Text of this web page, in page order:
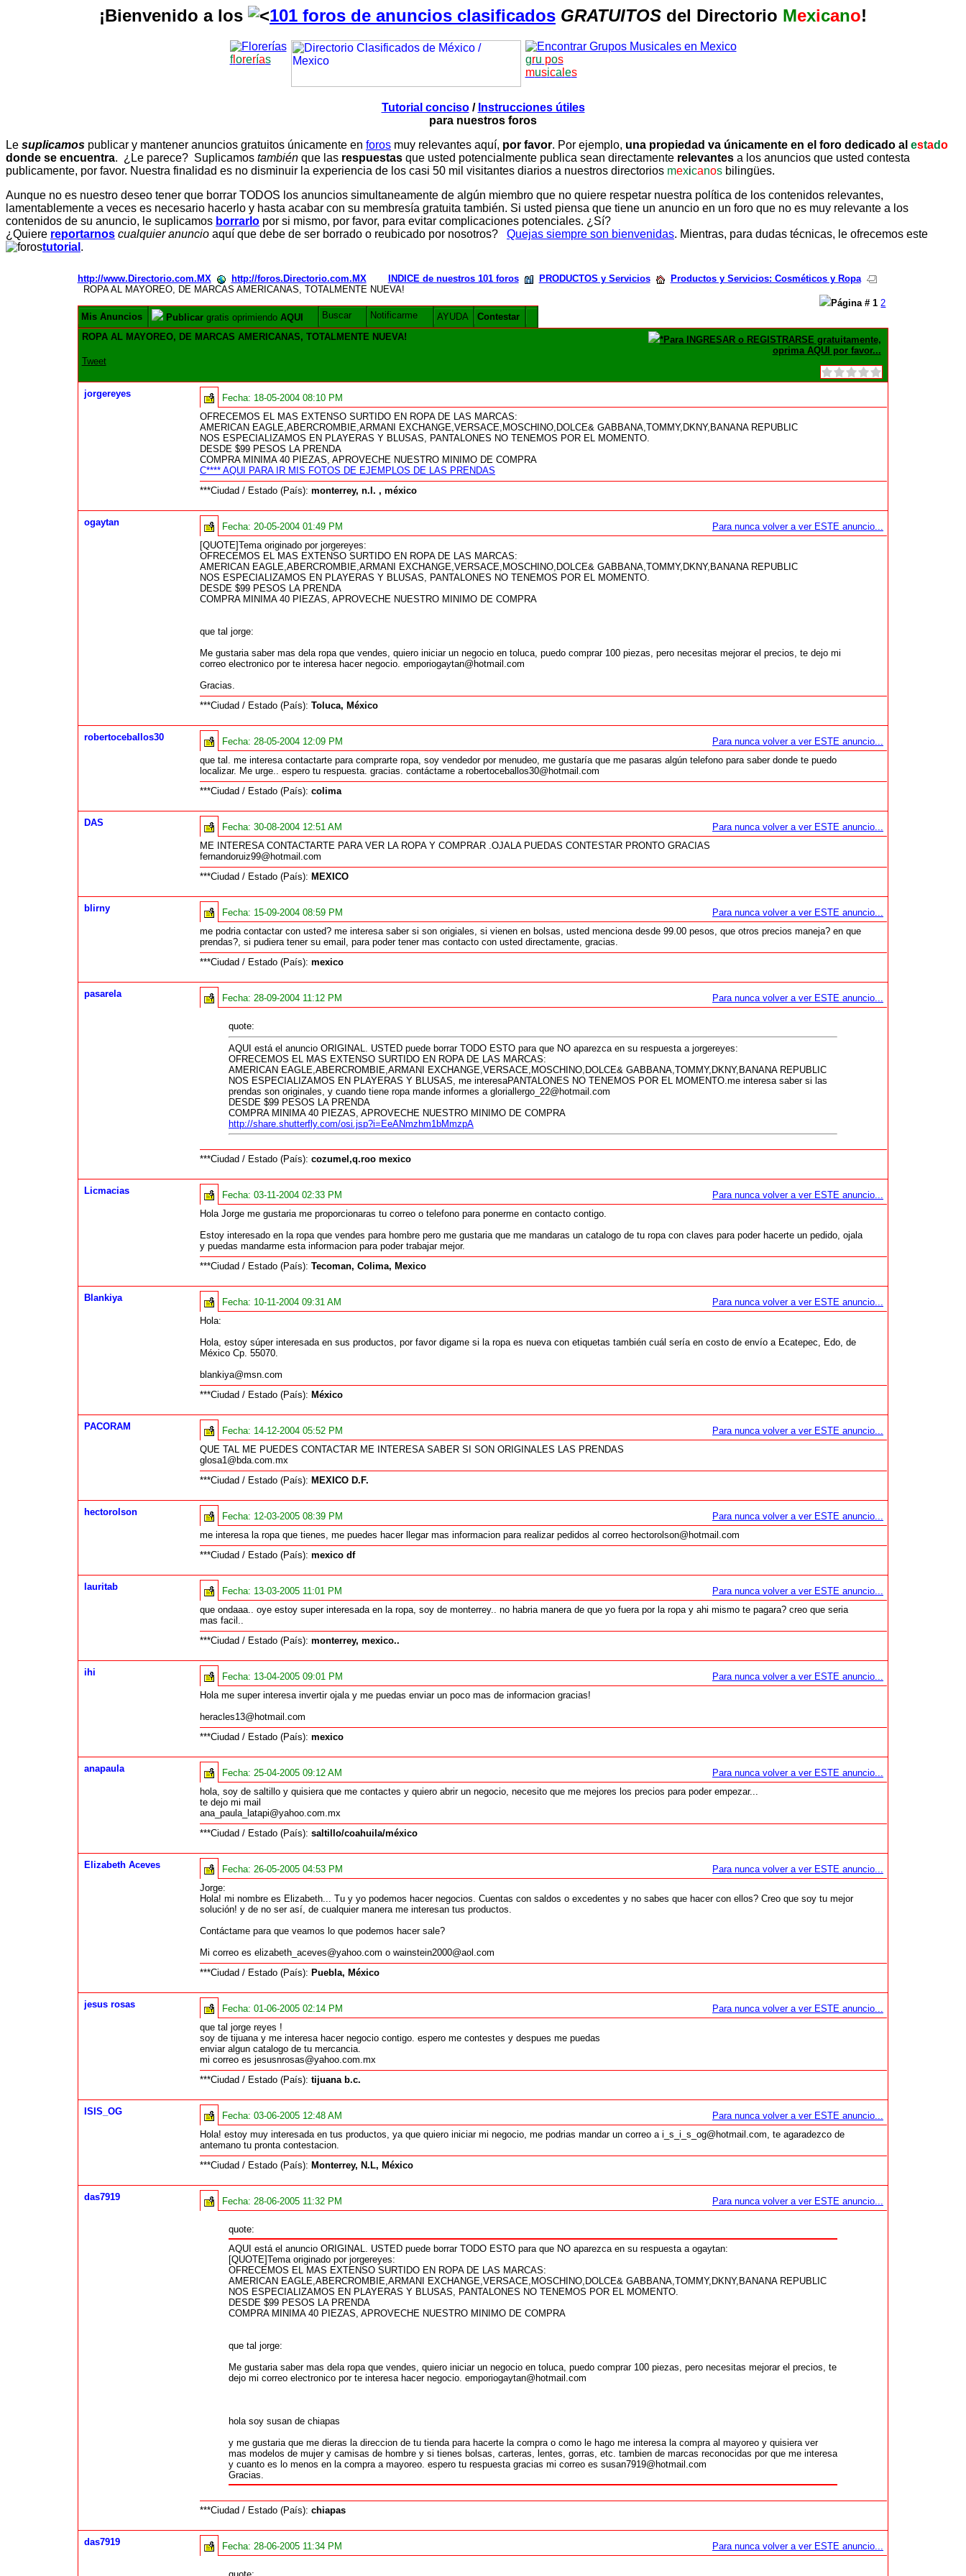
¡Bienvenido a los 101 foros de anuncios clasificados GRATUITOS del Directorio Mexicano!
florerías gru pos
musica es
Tutorial conciso/ Instrucciones útiles
para nuestros foros
Le suplicamos publicar y mantener anuncios gratuitos únicamente en foros muy relevantes aquí, por favor. Por ejemplo, una propiedad va únicamente en el foro dedicado al estado
donde se encuentra. ¿Le parece? Suplicamos también que las respuestas que usted potencialmente publica sean directamente relevantes a los anuncios que usted contesta
publicamente, por favor. Nuestra finalidad es no disminuir la experiencia de los casi 50 mil visitantes diarios a nuestros directorios mexicanos bilingües.
Aunque no es nuestro deseo tener que borrar TODOS los anuncios simultaneamente de algún miembro que no quiere respetar nuestra política de los contenidos relevantes,
lamentablemente a veces es necesario hacerlo y hasta acabar con su membresía gratuita también. Si usted piensa que tiene un anuncio en un foro que no es muy relevante a los
contenidos de su anuncio, le suplicamos borrarlo por si mismo, por favor, para evitar complicaciones potenciales. ¿Sí?
¿Quiere reportarnos cualquier anuncio aquí que debe de ser borrado o reubicado por nosotros? Quejas siempre son bienvenidas. Mientras, para dudas técnicas, le ofrecemos este
tutorial .
http://www.Directorio.com.MX http://foros.Directorio.com.MX INDICE de nuestros 101 foros PRODUCTOS y Servicios
Productos y Servicios: Cosméticos y Ropa
ROPA AL MAYOREO, DE MARCAS AMERICANAS, TOTALMENTE NUEVA!
Página # 1 2
Mis Anuncios
Publicargratis oprimiendo AQUI Buscar Notificarme AYUDA
Contestar
ROPA AL MAYOREO, DE MARCAS AMERICANAS, TOTALMENTE NUEVA!
Tweet
*Para INGRESAR o REGISTRARSE gratuitamente,
oprima AQUI por favor...
jorgereyes Fecha: 18-05-2004 08:10 PM
OFRECEMOS EL MAS EXTENSO SURTIDO EN ROPA DE LAS MARCAS:
AMERICAN EAGLE,ABERCROMBIE,ARMANI EXCHANGE,VERSACE,MOSCHINO,DOLCE& GABBANA,TOMMY,DKNY,BANANA REPUBLIC
NOS ESPECIALIZAMOS EN PLAYERAS Y BLUSAS, PANTALONES NO TENEMOS POR EL MOMENTO.
DESDE $99 PESOS LA PRENDA
COMPRA MINIMA 40 PIEZAS, APROVECHE NUESTRO MINIMO DE COMPRA
C**** AQUI PARA IR MIS FOTOS DE EJEMPLOS DE LAS PRENDAS
***Ciudad / Estado (País): monterrey, n.l. , méxico
ogaytan Fecha: 20-05-2004 01:49 PM
Para nunca volver a ver ESTE anuncio...
[QUOTE]Tema originado por jorgereyes:
OFRECEMOS EL MAS EXTENSO SURTIDO EN ROPA DE LAS MARCAS:
AMERICAN EAGLE,ABERCROMBIE,ARMANI EXCHANGE,VERSACE,MOSCHINO,DOLCE& GABBANA,TOMMY,DKNY,BANANA REPUBLIC
NOS ESPECIALIZAMOS EN PLAYERAS Y BLUSAS, PANTALONES NO TENEMOS POR EL MOMENTO.
DESDE $99 PESOS LA PRENDA
COMPRA MINIMA 40 PIEZAS, APROVECHE NUESTRO MINIMO DE COMPRA
que tal jorge:
Me gustaria saber mas dela ropa que vendes, quiero iniciar un negocio en toluca, puedo comprar 100 piezas, pero necesitas mejorar el precios, te dejo mi
correo electronico por te interesa hacer negocio. emporiogaytan@hotmail.com
Gracias.
***Ciudad / Estado (País): Toluca, México
robertoceballos30 Fecha: 28-05-2004 12:09 PM
Para nunca volver a ver ESTE anuncio...
que tal. me interesa contactarte para comprarte ropa, soy vendedor por menudeo, me gustaría que me pasaras algún telefono para saber donde te puedo
localizar. Me urge.. espero tu respuesta. gracias. contáctame a robertoceballos30@hotmail.com
***Ciudad / Estado (País): colima
DAS Fecha: 30-08-2004 12:51 AM
Para nunca volver a ver ESTE anuncio...
ME INTERESA CONTACTARTE PARA VER LA ROPA Y COMPRAR .OJALA PUEDAS CONTESTAR PRONTO GRACIAS
fernandoruiz99@hotmail.com
***Ciudad / Estado (País): MEXICO
blirny Fecha: 15-09-2004 08:59 PM
Para nunca volver a ver ESTE anuncio...
me podria contactar con usted? me interesa saber si son origiales, si vienen en bolsas, usted menciona desde 99.00 pesos, que otros precios maneja? en que
prendas?, si pudiera tener su email, para poder tener mas contacto con usted directamente, gracias.
***Ciudad / Estado (País): mexico
pasarela Fecha: 28-09-2004 11:12 PM Para nunca volver a ver ESTE anuncio...
quote:
AQUI está el anuncio ORIGINAL. USTED puede borrar TODO ESTO para que NO aparezca en su respuesta a jorgereyes:
OFRECEMOS EL MAS EXTENSO SURTIDO EN ROPA DE LAS MARCAS:
AMERICAN EAGLE,ABERCROMBIE,ARMANI EXCHANGE,VERSACE,MOSCHINO,DOLCE& GABBANA,TOMMY,DKNY,BANANA REPUBLIC
NOS ESPECIALIZAMOS EN PLAYERAS Y BLUSAS, me interesaPANTALONES NO TENEMOS POR EL MOMENTO.me interesa saber si las
prendas son originales, y cuando tiene ropa mande informes a gloriallergo_22@hotmail.com
DESDE $99 PESOS LA PRENDA
COMPRA MINIMA 40 PIEZAS, APROVECHE NUESTRO MINIMO DE COMPRA
http://share.shutterfly.com/osi.jsp?i=EeANmzhm1bMmzpA
***Ciudad / Estado (País): cozumel,q.roo mexico
Licmacias Fecha: 03-11-2004 02:33 PM
Para nunca volver a ver ESTE anuncio...
Hola Jorge me gustaria me proporcionaras tu correo o telefono para ponerme en contacto contigo.
Estoy interesado en la ropa que vendes para hombre pero me gustaria que me mandaras un catalogo de tu ropa con claves para poder hacerte un pedido, ojala
y puedas mandarme esta informacion para poder trabajar mejor.
***Ciudad / Estado (País): Tecoman, Colima, Mexico
Blankiya Fecha: 10-11-2004 09:31 AM
Para nunca volver a ver ESTE anuncio...
Hola:
Hola, estoy súper interesada en sus productos, por favor digame si la ropa es nueva con etiquetas también cuál sería en costo de envío a Ecatepec, Edo, de
México Cp. 55070.
blankiya@msn.com
***Ciudad / Estado (País): México
PACORAM Fecha: 14-12-2004 05:52 PM
Para nunca volver a ver ESTE anuncio...
QUE TAL ME PUEDES CONTACTAR ME INTERESA SABER SI SON ORIGINALES LAS PRENDAS
glosa1@bda.com.mx
***Ciudad / Estado (País): MEXICO D.F.
hectorolson Fecha: 12-03-2005 08:39 PM
Para nunca volver a ver ESTE anuncio...
me interesa la ropa que tienes, me puedes hacer llegar mas informacion para realizar pedidos al correo hectorolson@hotmail.com
***Ciudad / Estado (País): mexico df
lauritab Fecha: 13-03-2005 11:01 PM
Para nunca volver a ver ESTE anuncio...
que ondaaa.. oye estoy super interesada en la ropa, soy de monterrey.. no habria manera de que yo fuera por la ropa y ahi mismo te pagara? creo que seria
mas facil..
***Ciudad / Estado (País): monterrey, mexico..
ihi Fecha: 13-04-2005 09:01 PM
Para nunca volver a ver ESTE anuncio...
Hola me super interesa invertir ojala y me puedas enviar un poco mas de informacion gracias!
heracles13@hotmail.com
***Ciudad / Estado (País): mexico
anapaula Fecha: 25-04-2005 09:12 AM
Para nunca volver a ver ESTE anuncio...
hola, soy de saltillo y quisiera que me contactes y quiero abrir un negocio, necesito que me mejores los precios para poder empezar...
te dejo mi mail
ana_paula_latapi@yahoo.com.mx
***Ciudad / Estado (País): saltillo/coahuila/méxico
Elizabeth Aceves Fecha: 26-05-2005 04:53 PM
Para nunca volver a ver ESTE anuncio...
Jorge:
Hola! mi nombre es Elizabeth... Tu y yo podemos hacer negocios. Cuentas con saldos o excedentes y no sabes que hacer con ellos? Creo que soy tu mejor
solución! y de no ser así, de cualquier manera me interesan tus productos.
Contáctame para que veamos lo que podemos hacer sale?
Mi correo es elizabeth_aceves@yahoo.com o wainstein2000@aol.com
***Ciudad / Estado (País): Puebla, México
jesus rosas Fecha: 01-06-2005 02:14 PM
Para nunca volver a ver ESTE anuncio...
que tal jorge reyes !
soy de tijuana y me interesa hacer negocio contigo. espero me contestes y despues me puedas
enviar algun catalogo de tu mercancia.
mi correo es jesusnrosas@yahoo.com.mx
***Ciudad / Estado (País): tijuana b.c.
ISIS_OG Fecha: 03-06-2005 12:48 AM
Para nunca volver a ver ESTE anuncio...
Hola! estoy muy interesada en tus productos, ya que quiero iniciar mi negocio, me podrias mandar un correo a i_s_i_s_og@hotmail.com, te agaradezco de
antemano tu pronta contestacion.
***Ciudad / Estado (País): Monterrey, N.L, México
das7919 Fecha: 28-06-2005 11:32 PM Para nunca volver a ver ESTE anuncio...
quote:
AQUI está el anuncio ORIGINAL. USTED puede borrar TODO ESTO para que NO aparezca en su respuesta a ogaytan:
[QUOTE]Tema originado por jorgereyes:
OFRECEMOS EL MAS EXTENSO SURTIDO EN ROPA DE LAS MARCAS:
AMERICAN EAGLE,ABERCROMBIE,ARMANI EXCHANGE,VERSACE,MOSCHINO,DOLCE& GABBANA,TOMMY,DKNY,BANANA REPUBLIC
NOS ESPECIALIZAMOS EN PLAYERAS Y BLUSAS, PANTALONES NO TENEMOS POR EL MOMENTO.
DESDE $99 PESOS LA PRENDA
COMPRA MINIMA 40 PIEZAS, APROVECHE NUESTRO MINIMO DE COMPRA
que tal jorge:
Me gustaria saber mas dela ropa que vendes, quiero iniciar un negocio en toluca, puedo comprar 100 piezas, pero necesitas mejorar el precios, te
dejo mi correo electronico por te interesa hacer negocio. emporiogaytan@hotmail.com
hola soy susan de chiapas
y me gustaria que me dieras la direccion de tu tienda para hacerte la compra o como le hago me interesa la compra al mayoreo y quisiera ver
mas modelos de mujer y camisas de hombre y si tienes bolsas, carteras, lentes, gorras, etc. tambien de marcas reconocidas por que me interesa
y cuanto es lo menos en la compra a mayoreo. espero tu respuesta gracias mi correo es susan7919@hotmail.com
Gracias.
***Ciudad / Estado (País): chiapas
das7919 Fecha: 28-06-2005 11:34 PM Para nunca volver a ver ESTE anuncio...